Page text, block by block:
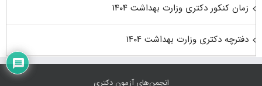
زمان کنکور دکتری وزارت بهداشت ۱۴۰۴
دفترچه دکتری وزارت بهداشت ۱۴۰۴
انجمن‌های آزمون دکتری